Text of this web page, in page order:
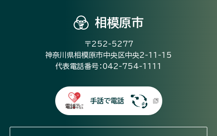
相模原市
〒252-5277
神奈川県相模原市中央区中央2-11-15
代表電話番号：042-754-1111
手話で電話